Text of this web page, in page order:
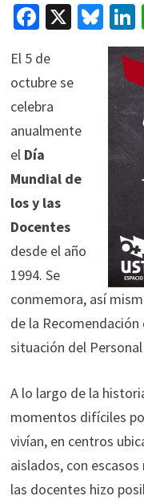
Fa
b
o
o
k
X Bl
u
es
ky
El 5 de
octubre se
celebra
anualmente
elDía
Mundial de
los y las
Docentes
desde el año
1994. Se
conmemora, así
de la Recomendación
situación del
A lo largo de la
momentos difíciles
vivían, en centros
aislados, con
las docentes hizo